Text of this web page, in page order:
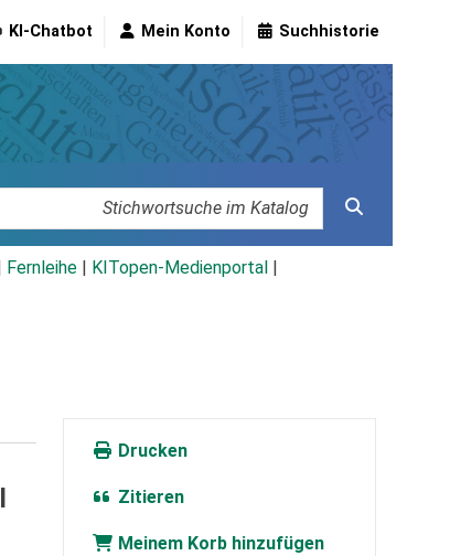
KI-Chatbot Mein Konto Suchhistorie
Fernleihe KITopen-Medienportal
Drucken
Zitieren
Meinem Korb hinzufügen